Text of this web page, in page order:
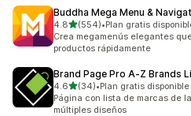
Buddha Mega Menu &
4.8de 5 estrellas
(554)
554 reseñas en total
•Plan gratis
Crea megamenús elegantes
productos rápidamente
Brand Page Pro A‑Z Brands
4.6de 5 estrellas
(34)
34 reseñas en total
•Plan gratis disponible
Página con lista de marcas de
múltiples diseños